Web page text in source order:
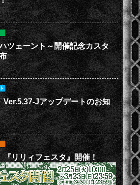
ツェーント～開催記念カスタ
Ver.5.37-Jアップデートのお知
『リリィフェスタ』開催！